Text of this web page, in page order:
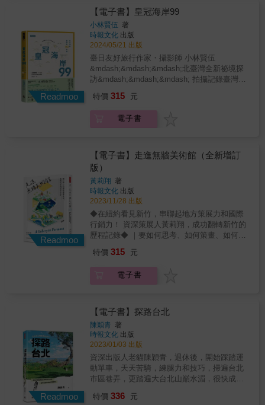
光，分享台北，用台北的美，向世界發聲。這
是一本無論國籍、年齡、性別都能隨意地翻閱
的旅遊書，會在書裡找到自己期待的去處，或
是感動的生活畫面，因為這些，都來自台北這
座美麗的城市。 【本書特色】 》以大量的城市
風景畫面構成，輔以親身推薦的介紹文字，包
括店家景點基本情報，以區域分類，讓旅人可
以隨著書中的安排，提前預習台北不同區域的
魅力。 》以畫面為主要素構成的旅遊書，不分
國籍都能直接明快地感受到全書想要傳達的意
籍旅人方便使用。 》改版將開本縮小成方便旅
線，你還可以從書中挑選我們額外推薦的【同
場加映】景點，打造專屬自己的桃園文化探索
之旅，讓每一步都成為收藏城市記憶的美好時
光！【關於本書】伴隨著12種在地視角，走進
桃園最有溫度的角落，從桃園老城的百年街
廓、到大溪木藝的匠人精神，從眷村記憶的光
陰故事、到文學桃園的書香滿城，從美術館群
的藝文脈動、到土地公與虎爺的信仰，6條主題
路線，帶你發現桃園最迷人的文化風景。6大主
城的縫隙，桃園的記憶在巷弄間低語，一步一
步拾起文化的溫度與歲月的風景。這不只是一
漫遊時光。 ▍老城時光的印記 ▍聚焦桃園與中
壢老城區，展現城市歷史層疊下的人文風采。
▍慶典文化與生活融合 ▍以大溪木藝生態博物
館與「大溪大禧」為核心，閱讀地方節慶與木
藝文化如何融入在地生活。 ▍藝文廊帶的活力
▍導覽桃園市立美術館及其周邊，探索機捷沿
線新潮文化場域與創意聚落。 ▍從眷村記憶到
創意基地 ▍深入馬祖新村、太武新村、憲光二
村等眷村文化場域，記錄舊日記憶如何以創意
桃園文學館與鍾肇政文學生活園區，到多間桃
貌。 ▍聚落文化新亮點 ▍走訪土地公文化館、
八塊厝民俗藝術村等地，展現閩南、客家、原
地實踐。走讀桃園風景 體驗多元文化交織城市
樣貌從眷村故事、客家文化、原住民節慶到新
住民生活風貌，塑造桃園的人文深度。本書融
合報導文學筆法與文化旅遊視角，帶領讀者以
「常民視角」走讀桃園，探索這座城市豐富且
充滿生命力的多元文化風貌，閱讀本書見證桃
園如何以開放與包容串起不同族群，共譜出一
座共融共好的城市。全書透過在地文化實踐者
視角探訪城區、博物館、藝文場館與信仰空
Readmoo
【電子書】皇冠海岸99
小林賢伍 著
時報文化 出版
2024/05/21 出版
臺日友好旅行作家・攝影師 小林賢伍
&mdash;&mdash;&mdash;北臺灣全新祕境探
訪&mdash;&mdash;&mdash; 拍攝記錄臺灣的
&mdash;&mdash;北海岸攝影旅遊書】 & 『祕
食&times;２８』 『上山下海&times;３』 『北
八里‧五股‧三芝‧石門‧金山‧萬里‧基隆
&mdash;&mdash;北海岸絕美景點推薦９９
&mdash;&mdash; & 北海岸，我在臺灣的青春
生活中，不可或缺的一頁。 & 橫跨臺灣新北市
的海岸線，涵蓋五股、八里、淡水、三芝、石
門、金山、萬里以及基隆，面向大海的皇冠海
岸，被稱為「戴在臺灣頭頂上的皇冠」。 &
「皇冠海岸」從船舶起訖的海上玄關口
&mdash;&mdash;基隆港開始，到當日就能來
回輕鬆體驗登山樂趣的觀音山，以及最北端的
石槽等，擁有臺灣代表性景觀的北海岸地區，
總吸引來自世界各地的人們前來造訪。立下要
滿的感動，並以「在皇冠海岸要做的９９件
事」為題，拍攝記錄下臺灣的皇冠之美。 & 跟
著小林賢伍暢遊『皇冠海岸』要做的９９件事
～ & Ⓐ TAMSUI 淡水・BALI 八里・WUGU 五
股 & ０２ 在盛開的櫻花下賞景怡情。
&mdash;&mdash;淡水無極天元宮 ０６ 和家
人一起造訪淡水的齊柏林空間，去向齊柏林導
被莊嚴宏偉的千手觀音像所震撼。
特價 315 元
電子書
Readmoo
【電子書】走進無牆美術館（全新增訂
版）
黃莉翔 著
時報文化 出版
2023/11/28 出版
◆在紐約看見新竹，串聯起地方策展力和國際
行銷力！ 資深策展人黃莉翔，成功翻轉新竹的
歷程記錄◆ ｜要如何思考、如何策畫、如何行
時間的「地方策展力」，將文化政策落實為貼
最經典迷人的示範｜ 〈新竹與世界交往_全新
國際：從平地到1800公尺上帝的植物園，將新
竹變身為三層樓的無牆美術館，翻轉新竹觀光
命運的神奇之作。 在成功讓新竹走向國際觀光
的舞台後，國際策展人暨跨界作家黃莉翔更在
往後的紐約經驗中，不只看見新竹、更看見台
灣有更多與世界連結的可能：台灣，是一座被
海洋圍繞的無牆美術館，因為無牆，所以創意
無限。 台灣正積極走向全世界，《走進無牆美
術館》連結紐約的忠實紀錄， 證明唯有突破空
特價 315 元
電子書
Readmoo
【電子書】探路台北
陳穎青 著
時報文化 出版
2023/01/03 出版
資深出版人老貓陳穎青，退休後，開始踩踏運
動單車，天天苦騎，練腿力和技巧，掃遍台北
市區巷弄，更踏遍大台北山巔水湄，很快成為
車、自行車、公路車老手與新手的社團」協助
特價 336 元